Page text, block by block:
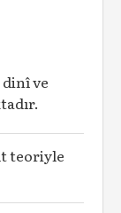
ve
teoriyle